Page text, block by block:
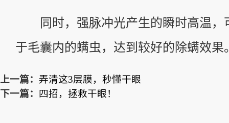
同时，强脉冲光产生的瞬时高温，
于毛囊内的螨虫，达到较好的除螨效果
上一篇： 弄清这3层膜，秒懂干眼
下一篇：
四招，拯救干眼！